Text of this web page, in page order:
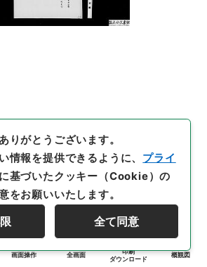
画面操作 全画面
印刷
ダウンロード
概観図
りがとうございます。
情報を提供できるように、 プライ
に基づいたクッキー（Cookie）の
をお願いいたします。
全て同意